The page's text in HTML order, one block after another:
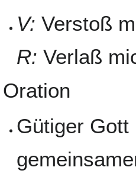
V: Verstoß
R: Verlaß
Oration
Gütiger Gott